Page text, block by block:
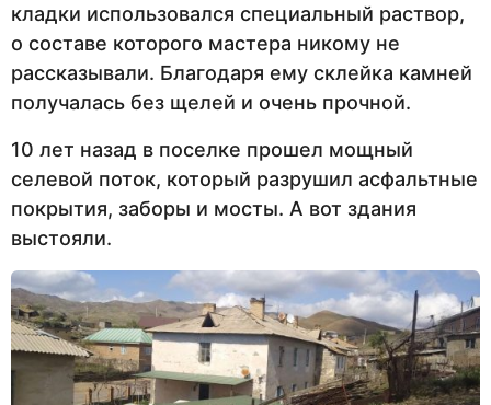
кладки использовался специальный раствор,
о составе которого мастера никому не
рассказывали. Благодаря ему склейка камней
получалась без щелей и очень прочной.
10 лет назад в поселке прошел мощный
селевой поток, который разрушил асфальтные
покрытия, заборы и мосты. А вот здания
выстояли.